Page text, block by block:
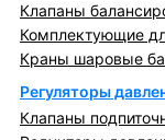
Клапаны
Комплектующие
Краны шаровые
Регуляторы
Клапаны